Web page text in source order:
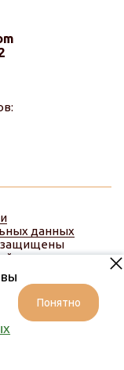
данных
защищены
Понятно